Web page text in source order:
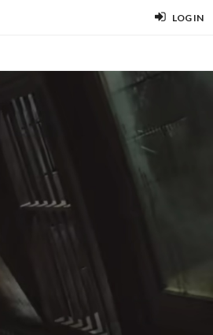
LOG IN